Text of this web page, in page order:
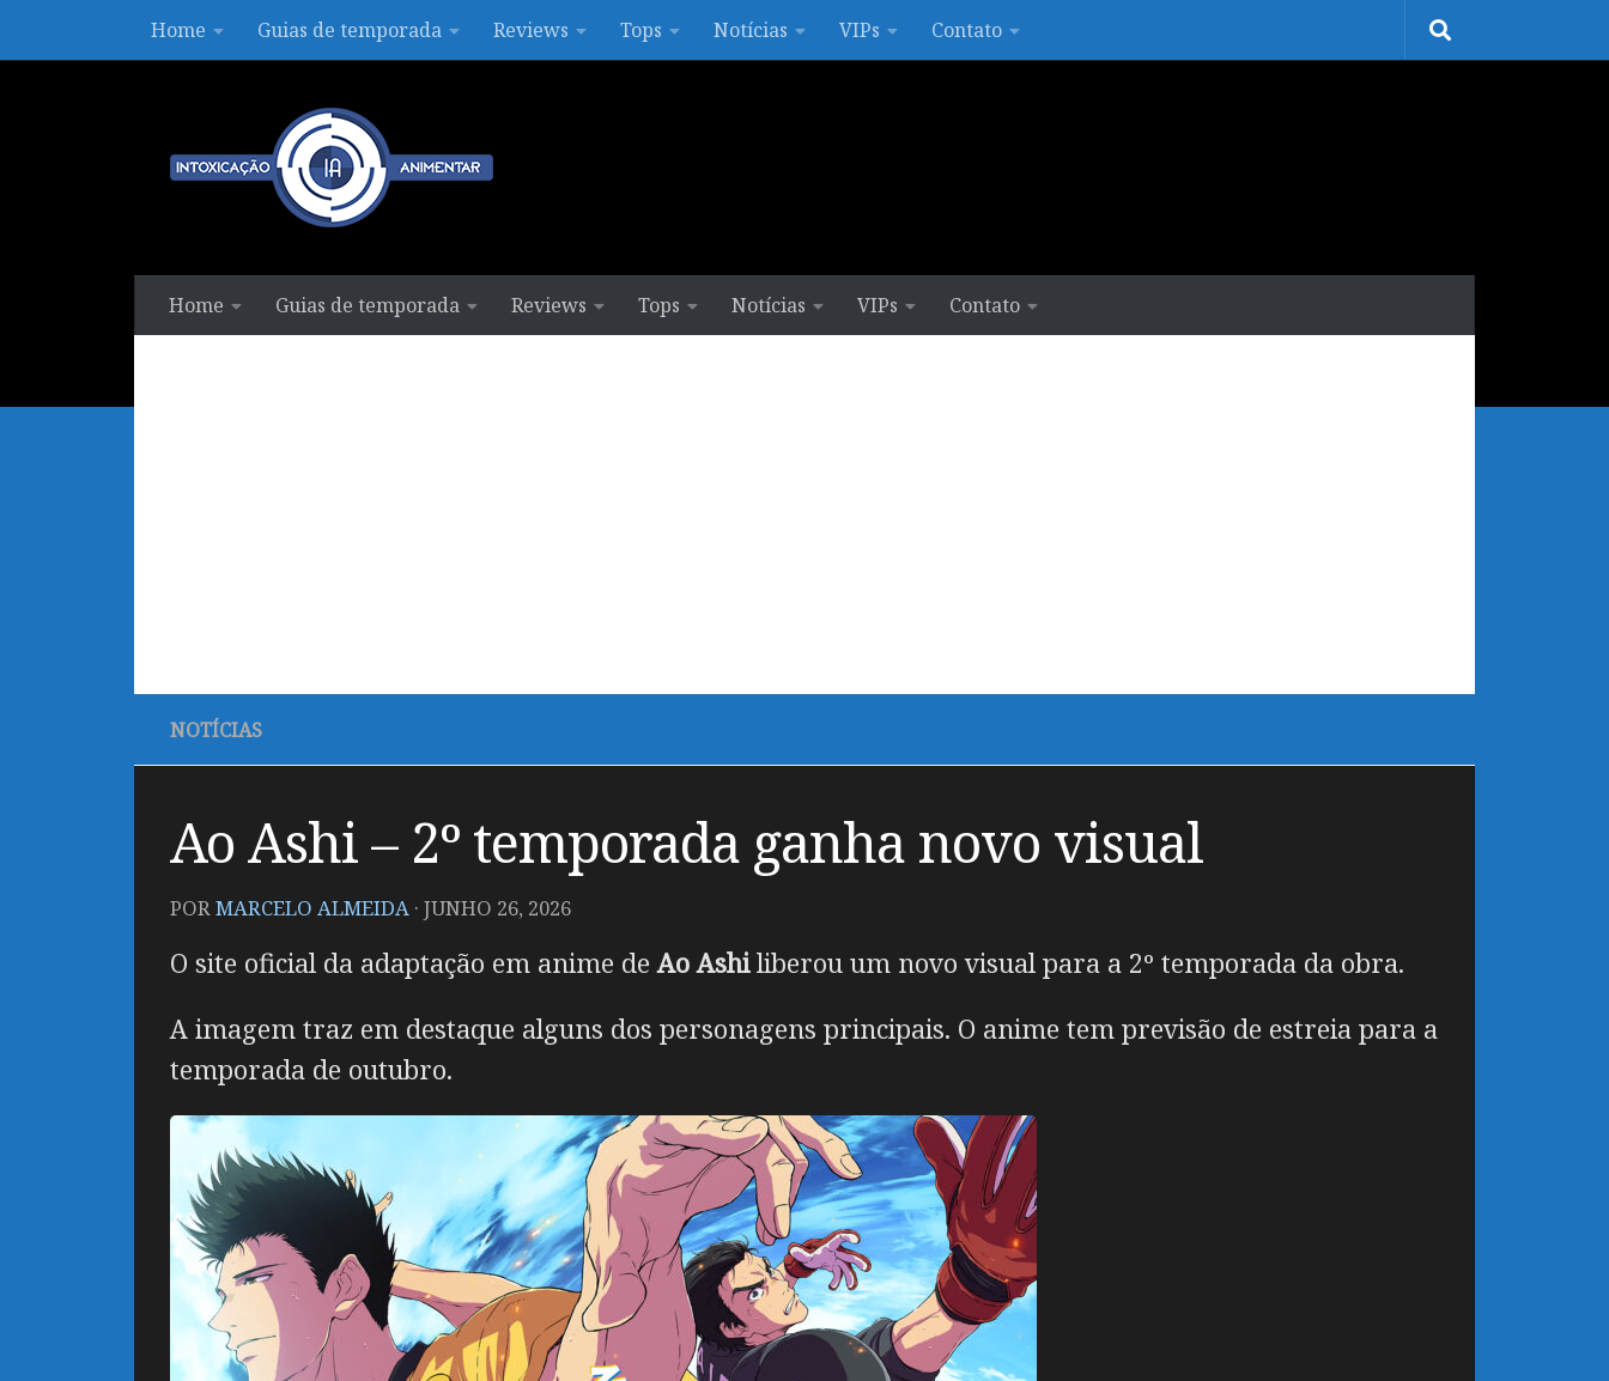
Skip to contentHome Guias de temporada Reviews Tops Notícias VIPs Contato
Home Guias de temporada Reviews Tops Notícias VIPs Contato
NOTÍCIAS
Ao Ashi – 2º temporada ganha novo visual
PORMARCELO ALMEIDA · JUNHO 26, 2026
O site oficial da adaptação em anime deAo Ashiliberou um novo visual para a 2º temporada da obra.
A imagem traz em destaque alguns dos personagens principais. O anime tem previsão de estreia para a
temporada de outubro.